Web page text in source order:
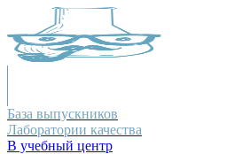
База выпускников
Лаборатории качества
В учебный центр